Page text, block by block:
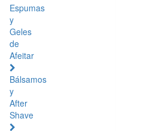
Espumas
y
Geles
de
Afeitar
Bálsamos
y
After
Shave